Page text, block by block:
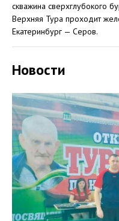
скважина сверхглубокого
Верхняя Тура проходит
Екатеринбург — Серов.
Новости